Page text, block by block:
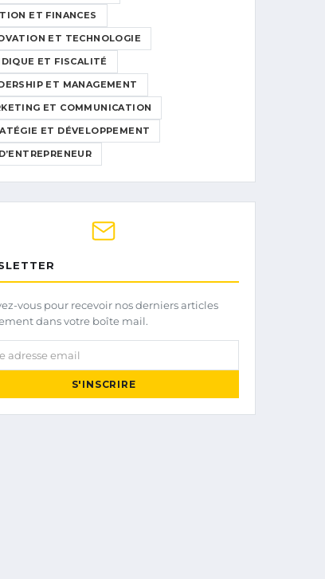
ET FINANCES
ET TECHNOLOGIE
ET FISCALITÉ
ET MANAGEMENT
ET COMMUNICATION
ET DÉVELOPPEMENT
vous pour recevoir nos derniers articles
dans votre boîte mail.
adresse email
S'INSCRIRE